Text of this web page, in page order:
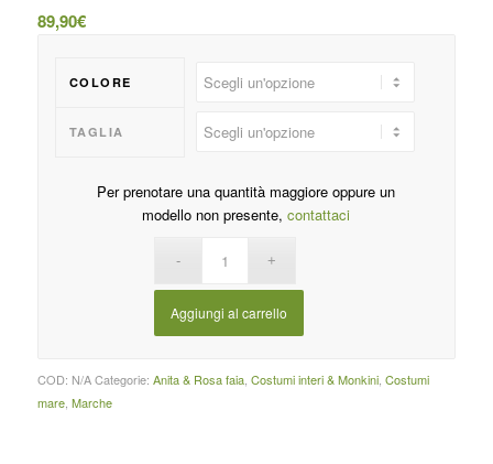
89,90€
COLORE
TAGLIA
Per prenotare una quantità maggiore oppure un
modello non presente,contattaci
Aggiungi al carrello
COD: N/A Categorie: Anita & Rosa faia, Costumi interi & Monkini, Costumi
mare, Marche